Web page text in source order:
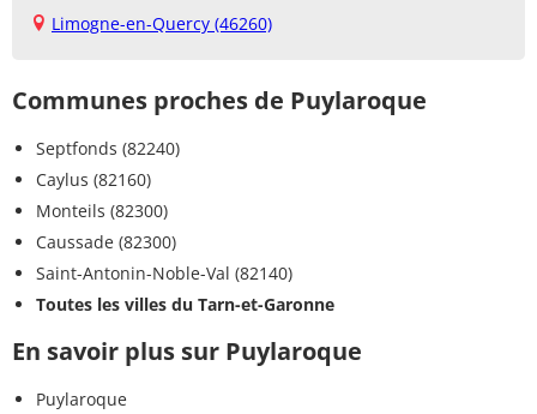
Limogne-en-Quercy (46260)
Communes proches de Puylaroque
Septfonds (82240)
Caylus (82160)
Monteils (82300)
Caussade (82300)
Saint-Antonin-Noble-Val (82140)
Toutes les villes du Tarn-et-Garonne
En savoir plus sur Puylaroque
Puylaroque